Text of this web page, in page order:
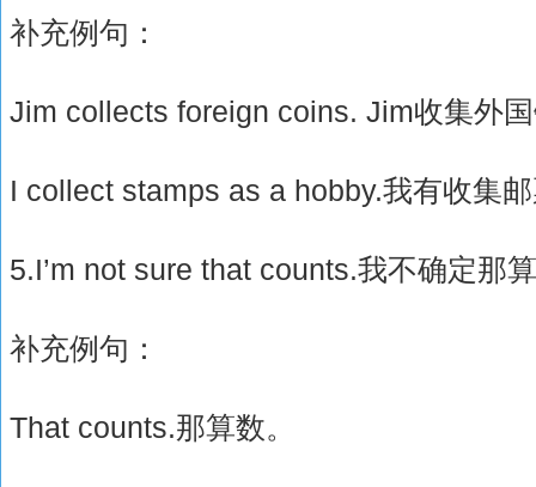
补充例句：
Jim collects foreign coins. Jim收集外
I collect stamps as a hobby.我有收集
5.I’m not sure that counts.我不确定那
补充例句：
That counts.那算数。